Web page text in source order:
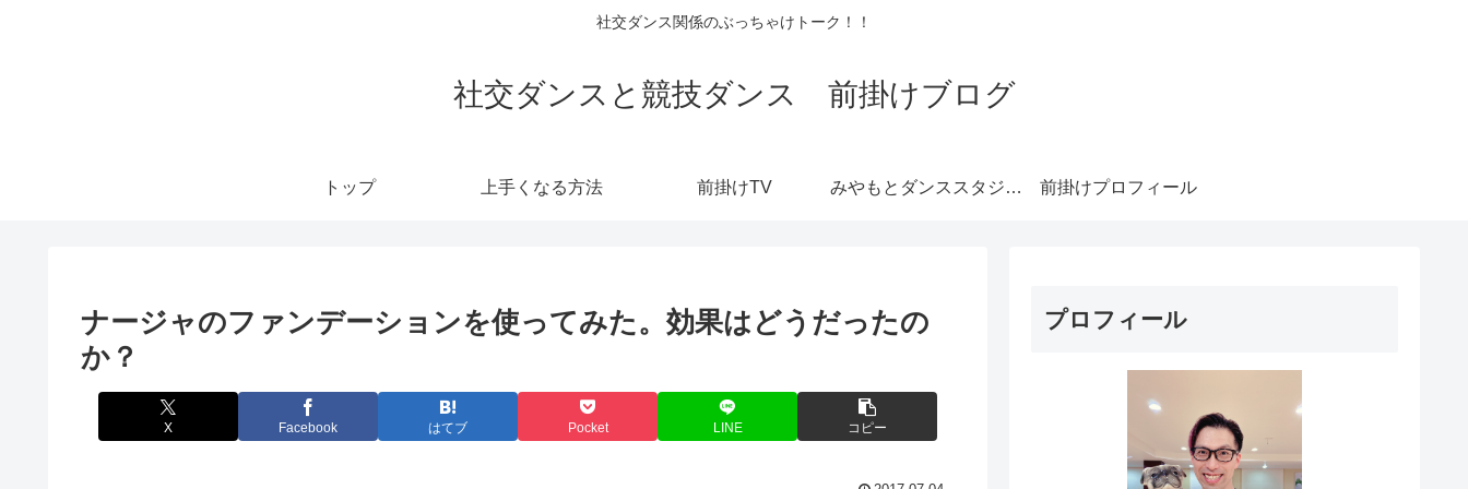
社交ダンス関係のぶっちゃけトーク！！
社交ダンスと競技ダンス 前掛けブログ
トップ 上手くなる方法 前掛けTV みやもとダンススタジオ札幌 前掛けプロフィール
ナージャのファンデーションを使ってみた。効果はどうだったの
か？
X Facebook はてブ Pocket LINE コピー
プロフィール